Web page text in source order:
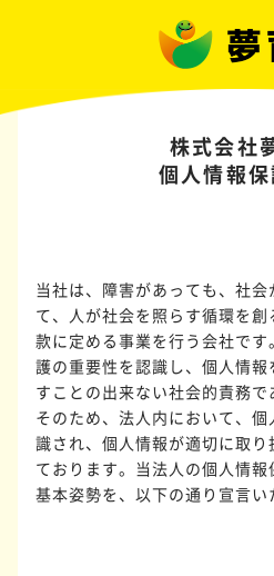
株式会社
個人情報
当社は、障害があっても、社
て、人が社会を照らす循環を
款に定める事業を行う会社で
護の重要性を認識し、個人情
すことの出来ない社会的責務で
そのため、法人内において、
識され、個人情報が適切に取り
ております。当法人の個人情
基本姿勢を、以下の通り宣言い